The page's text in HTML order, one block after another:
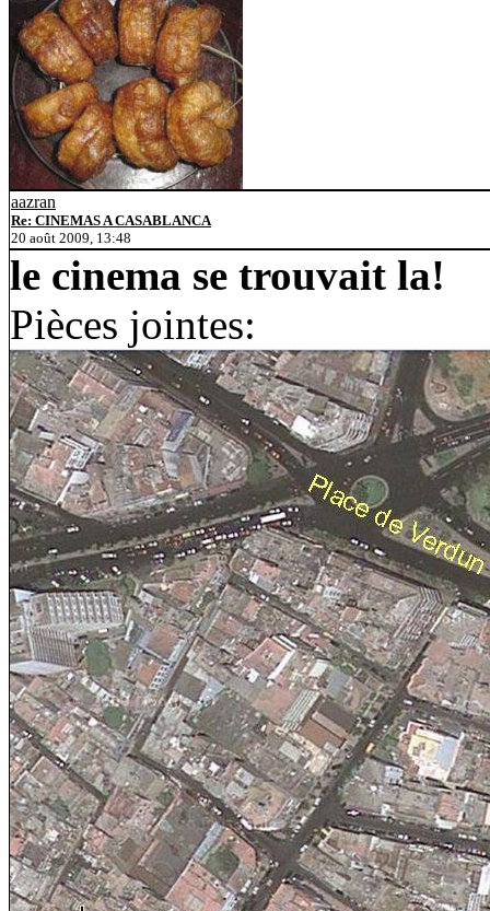
aazran
Re: CINEMAS A CASABLANCA
20 août 2009, 13:48
le cinema se trouvait la!
Pièces jointes: